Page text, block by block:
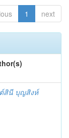
1 next
สินี บุญสิงห์